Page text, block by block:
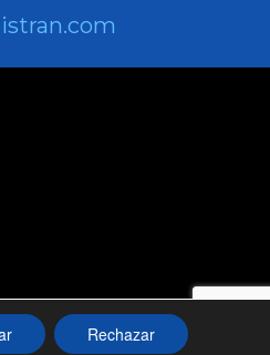
Rechazar